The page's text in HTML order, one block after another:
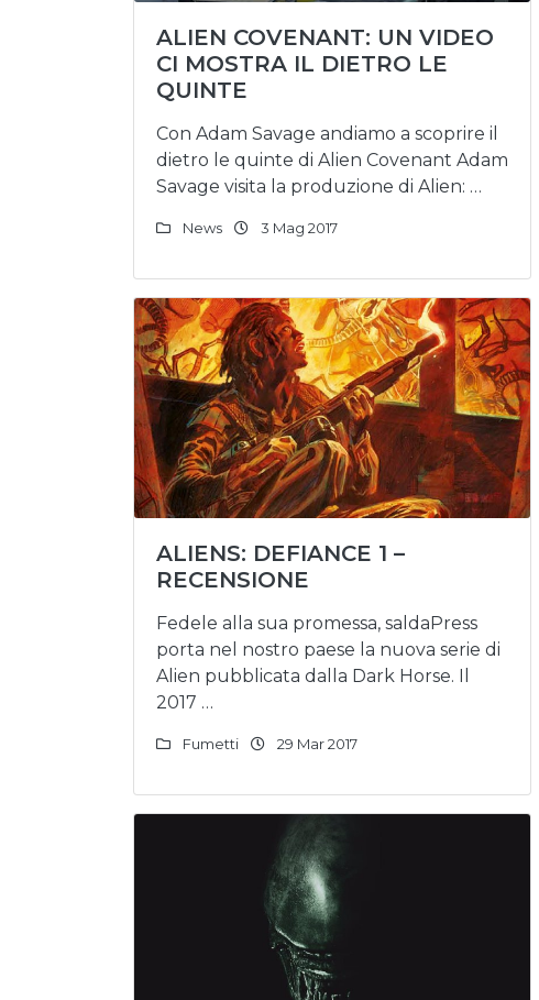
ALIEN COVENANT: UN VIDEO
CI MOSTRA IL DIETRO LE
QUINTE
Con Adam Savage andiamo a scoprire il
dietro le quinte di Alien Covenant Adam
Savage visita la produzione di Alien: …
News 3 Mag 2017
ALIENS: DEFIANCE 1 –
RECENSIONE
Fedele alla sua promessa, saldaPress
porta nel nostro paese la nuova serie di
Alien pubblicata dalla Dark Horse. Il
2017 …
Fumetti 29 Mar 2017